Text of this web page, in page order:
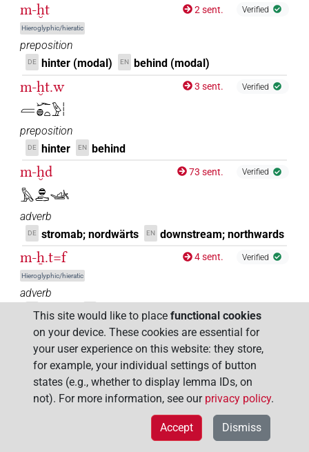
m-ḫt
Hieroglyphic/hieratic
2 sent. Verified
preposition
DE hinter (modal) EN behind (modal)
m-ḫt.w
𓐝𓆱𓐍𓏏𓅱𓏪
3 sent. Verified
preposition
DE hinter EN behind
m-ḫd
𓅓𓐍𓂧𓊛
73 sent. Verified
adverb
DE stromab; nordwärts EN downstream; northwards
m-ẖ.t=f
Hieroglyphic/hieratic
4 sent. Verified
adverb
DE abends in the evening
m-ẖnw
𓅓𓄚𓈖𓏌𓅱𓉐
12 sent. Verified
adverb
DE innen; darin EN inside
974 sent. Verified
This site would like to place functional cookies
on your device. These cookies are essential for
your user experience on this website: they store,
for example, your individual settings of button
states (e.g., whether to display lemma IDs, on
not). For more information, see our privacy policy.
Dismiss
Accept